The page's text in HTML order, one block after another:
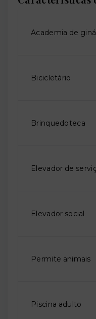
Academia de
Bicicletário
Brinquedoteca
Elevador de
Elevador social
Permite animais
Piscina adulto